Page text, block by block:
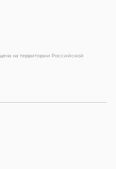
на территории Российской